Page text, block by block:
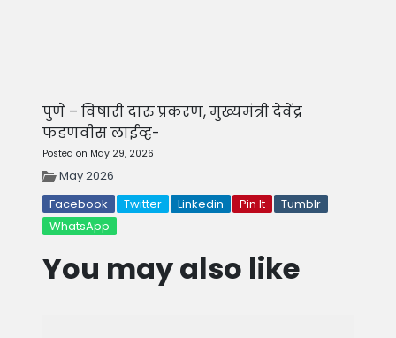
पुणे – विषारी दारु प्रकरण, मुख्यमंत्री देवेंद्र
फडणवीस लाईव्ह-
Posted on May 29, 2026
May 2026
Facebook
Twitter Linkedin Pin It
Tumblr
WhatsApp
You may also like